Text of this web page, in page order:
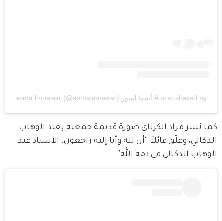
A post shared by أسما لمنور asma lmnawar (@asmalmnawar)
كما نشر مراد الكزناي صورة قديمة جمعته بعبد الوهاب
الدكالي، وعلّق قائلاً: "أن لله وأنا إليه راجعون. الأستاذ عبد
الوهاب الدكالي في ذمة الله".